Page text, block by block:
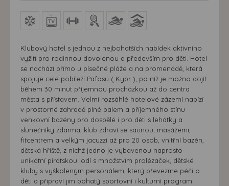
Klubový hotel s jednou z nejbohatších nabídek aktivního
vyžití pro rodinnou dovolenou a především pro děti. Hotel
se nachází přímo u písečné pláže a na promenádě, která
spojuje celé pobřeží Pafosu ( Kypr ), po níž je možno dojít
během 30 minut příjemnou procházkou až do centra
města s přístavem. Velmi rozsáhlé hotelové zázemí nabízí
v prostorné zahradě plné palem a příjemného stínu
venkovní bazény pro dospělé i pro děti s lehátky a
slunečníky zdarma, klub zdraví se saunou, masážemi,
fitcentrem a velkým jacuzzi až pro 20 osob, vnitřní bazén,
dětská hřiště, z nichž jedno je vybavenou naprosto
unikátní pirátskou lodí s množstvím prolézaček, dětské
kluby s vyškoleným personálem, který převezme péči o
děti a připraví jim bohatý sportovní i kulturní program.